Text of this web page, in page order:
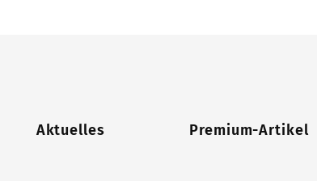
Aktuelles Premium-Artikel